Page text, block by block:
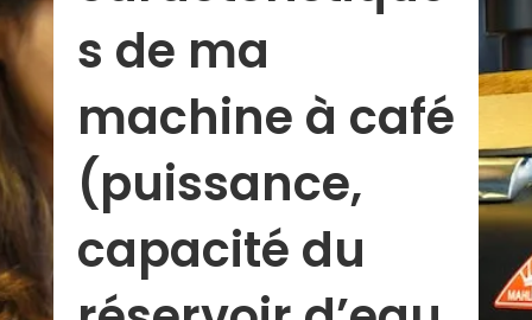
s de ma
machine à café
(puissance,
capacité du